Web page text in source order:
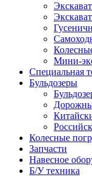
Мини-
Специальная
Бульдозеры
Колесные
Запчасти
Навесное
Б/У техника